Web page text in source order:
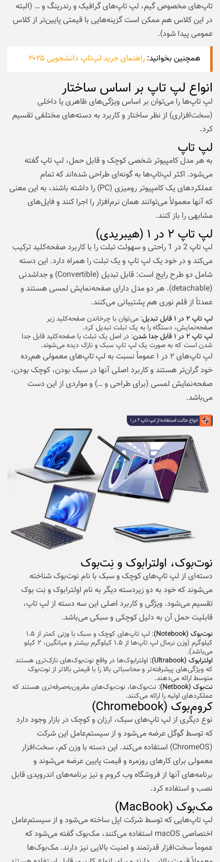
تاپ‌های مخصوص گیم، لپ تاپ‌های گرافیک و رندرینگ و … (البته
در این کلاس هم ممکن است گزینه‌هایی با قیمتی پایین‌تر از کلاس
عمومی پیدا شود).
همچنین بخوانید: راهنمای خرید لپ‌تاپ دانشجویی ۲۰۲۵
انواع لپ تاپ بر اساس ساختار
لپ تاپ‌ها را می‌توان بر اساس ویژگی‌های ظاهری یا داخلی
(سخت‌افزاری) از نظر ساختار و کاربرد به دسته‌های مختلفی تقسیم
کرد.
لپ تاپ
به هر مدل کامپیوتر شخصی کوچک و قابل حمل، لپ تاپ گفته
می‌شود. اکثر لپ‌تاپ‌ها به گونه‌ای طراحی شده‌اند که تمام
عملکردهای یک کامپیوتر رومیزی (PC) را داشته باشند، به این معنی
که آنها معمولاً می‌توانند همان نرم‌افزار را اجرا کنند و فایل‌های
مشابهی را باز کنند.
لپ تاپ ۲ در ۱ (هیبریدی)
لپ تاپ 2 در 1 راحتی و سهولت تبلت را با کاربرد صفحه‌کلید ترکیب
می‌کند و در خود یک لپ تاپ و یک تبلت را همراه دارد. این دسته
شامل دو طرح رایج است: قابل تبدیل (Convertible) و جداشدنی
(detachable). هر دو مدل دارای صفحه‌نمایش لمسی هستند و
عمدتاً از قلم نوری هم پشتیبانی می‌کنند.
لپ تاپ ۲ در ۱ قابل تبدیل
: می‌توان با چرخاندن صفحه‌کلید زیر
صفحه‌نمایش، دستگاه را به یک تبلت تبدیل کرد.
لپ تاپ ۲ در ۱ قابل جدا شدن
: در اصل یک تبلت با صفحه‌کلید قابل جدا
شدن است که به صورت یک لپ تاپ سبک و نازک دیده می‌شوند.
لپ تاپ‌های ۲ در ۱ عموماً نسبت به لپ تاپ‌های معمولی هم‌رده
خود گران‌تر هستند و کاربرد اصلی آنها در سبک بودن، کوچک بودن،
صفحه‌نمایش لمسی (برای طراحی و …) و مواردی از این دست
می‌باشد.
نوت‌بوک، اولترابوک و نِت‌بوک
دسته‌ای از لپ تاپ‌های کوچک و سبک با نام نوت‌بوک شناخته
می‌شوند که خود به دو زیردسته دیگر به نام اولترابوک و نِت بوک
تقسیم می‌شود. ویژگی و کاربرد اصلی این سه دسته از لپ تاپ،
قابلیت حمل آن به دلیل کوچکی و سبکی می‌باشد.
نوت‌بوک (Notebook)
: لپ تاپ‌های کوچک و سبک با وزنی کمتر از ۱.۵
کیلوگرم (وزن نرمال لپ تاپ‌ها از ۱.۵ کیلوگرم بیشتر و میانگین، ۲ کیلو
می‌باشد).
اولترابوک (Ultrabook):
اولترابوک‌ها در واقع نوت‌بوک‌های نازک‌تری هستند
که ویژگی‌های پیشرفته‌تر و محاسباتی بالا را با قیمتی بالاتر از نوت‌بوک
متوسط ارائه می‌دهند.
نت‌بوک (Netbook)
: نت‌بوک‌ها، نوت‌بوک‌های مقرون‌به‌صرفه‌تری هستند که
عملکردهای اولیه را ارائه می‌کنند.
کروم‌بوک (Chromebook)
نوع دیگری از لپ تاپ‌های سبک، ارزان و کوچک در بازار وجود دارد
که توسط گوگل عرضه می‌شود و از سیستم‌عامل این شرکت
(ChromeOS) استفاده می‌کند. این دسته با وزن کم، سخت‌افزار
معمولی برای کارهای روزمره و قیمت پایین عرضه می‌شوند و
برنامه‌های آنها از فروشگاه وب کروم و نیز برنامه‌های اندرویدی قابل
نصب و استفاده کرد.
مک‌بوک (MacBook)
لپ تاپ‌هایی که توسط شرکت اپل ساخته می‌شود و از سیستم‌عامل
اختصاصی macOS استفاده می‌کنند، مک‌بوک گفته می‌شود که
عموماً سخت‌افزار قدرتمند و امنیت بالایی نیز دارند. مک‌بوک‌ها